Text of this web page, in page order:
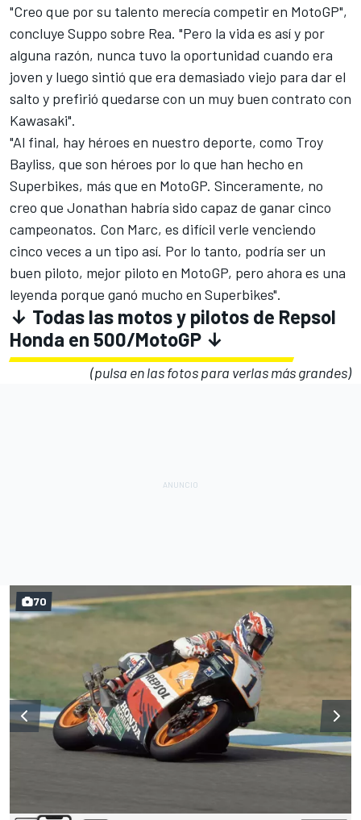
"Creo que por su talento merecía competir en MotoGP",
concluye Suppo sobre Rea. "Pero la vida es así y por
alguna razón, nunca tuvo la oportunidad cuando era
joven y luego sintió que era demasiado viejo para dar el
salto y prefirió quedarse con un muy buen contrato con
Kawasaki".
"Al final, hay héroes en nuestro deporte, como Troy
Bayliss, que son héroes por lo que han hecho en
Superbikes, más que en MotoGP. Sinceramente, no
creo que Jonathan habría sido capaz de ganar cinco
campeonatos. Con Marc, es difícil verle venciendo
cinco veces a un tipo así. Por lo tanto, podría ser un
buen piloto, mejor piloto en MotoGP, pero ahora es una
leyenda porque ganó mucho en Superbikes".
↓ Todas las motos y pilotos de Repsol
Honda en 500/MotoGP ↓
(pulsa en las fotos para verlas más grandes)
70